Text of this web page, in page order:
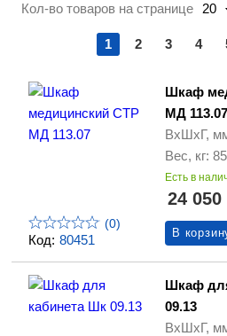
Кол-во товаров на странице
20
1 2 3 4
Код: 80451
(0)
Шкаф
МД 113.07
ВхШхГ,
Вес, кг: 85
Есть в
24 050
В
Шкаф
09.13
ВхШхГ,